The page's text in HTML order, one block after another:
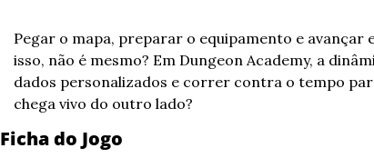
Pegar o mapa, preparar o equipamento e avançar
isso, não é mesmo? Em Dungeon Academy, a
dados personalizados e correr contra o tempo
chega vivo do outro lado?
Ficha do Jogo